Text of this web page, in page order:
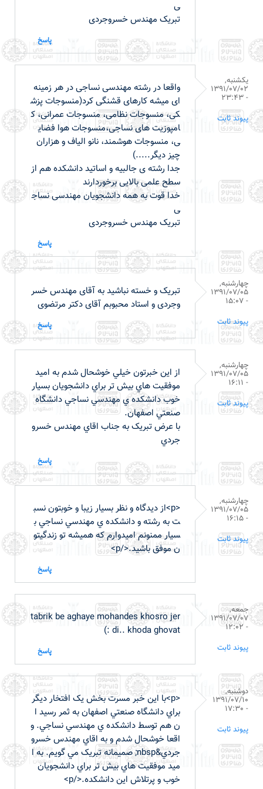
ی
تبریک مهندس خسروجردی
پاسخ
یکشنبه,
1391/07/02
- 23:43
پیوند ثابت
واقعا در رشته مهندسی نساجی در هر زمینه
ای میشه کارهای قشنگی کرد(منسوجات پزش
کی، منسوجات نظامی، منسوجات عمرانی، ک
امپوزیت های نساجی،منسوجات هوا فضای
ی، منسوجات هوشمند، نانو الیاف و هزاران
چیز دیگر.....)
جدا رشته ی جالبیه و اساتید دانشکده هم از
سطح علمی بالایی برخوردارند
خدا قوت به همه دانشجویان مهندسی نساج
ی
تبریک مهندس خسروجردی
پاسخ
چهارشنبه,
1391/07/05
- 15:07
پیوند ثابت
تبریک و خسته نباشید به آقای مهندس خسر
وجردی و استاد محبوبم آقای دکتر مرتضوی
پاسخ
چهارشنبه,
1391/07/05
- 16:11
پیوند ثابت
از اين خبرتون خيلي خوشحال شدم به اميد
موفقيت هاي بيش تر براي دانشجويان بسيار
خوب دانشکده ي مهندسي نساجي دانشگاه
صنعتي اصفهان.
با عرض تبريک به جناب اقاي مهندس خسرو
جردي
پاسخ
چهارشنبه,
1391/07/05
- 16:15
پیوند ثابت
<p>از ديدگاه و نظر بسيار زيبا و خوبتون نسب
ت به رشته و دانشکده ي مهندسي نساجي ب
سيار ممنونم اميدوارم که هميشه تو زندگيتو
ن موفق باشيد.</p>
پاسخ
جمعه,
1391/07/07
- 12:02
پیوند ثابت
tabrik be aghaye mohandes khosro jer
di.. khoda ghovat :)
پاسخ
دوشنبه,
1391/07/10
- 17:30
پیوند ثابت
<p>با اين خبر مسرت بخش يک افتخار ديگر
براي دانشگاه صنعتي اصفهان به ثمر رسيد ا
ن هم توسط دانشکده ي مهندسي نساجي. و
اقعا خوشحال شدم و به اقاي مهندس خسرو
جردي&nbsp; صميمانه تبريک مي گويم. به ا
ميد موفقيت هاي بيش تر براي دانشجويان
خوب و پرتلاش اين دانشکده.</p>